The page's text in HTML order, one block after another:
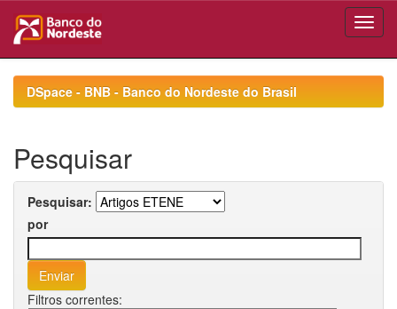
navigationDSpace - BNB - Banco do Nordeste do Brasil
Pesquisar
Pesquisar:
por
Filtros correntes: